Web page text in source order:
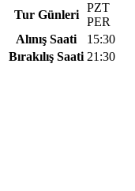
Tur Günleri
PZT
PER
Alınış Saati
15:30
Bırakılış Saati 21:30